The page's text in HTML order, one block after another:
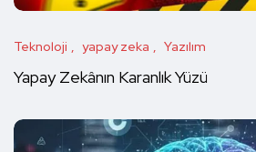
Teknoloji yapay zeka Yazılım
Yapay Zekânın Karanlık Yüzü